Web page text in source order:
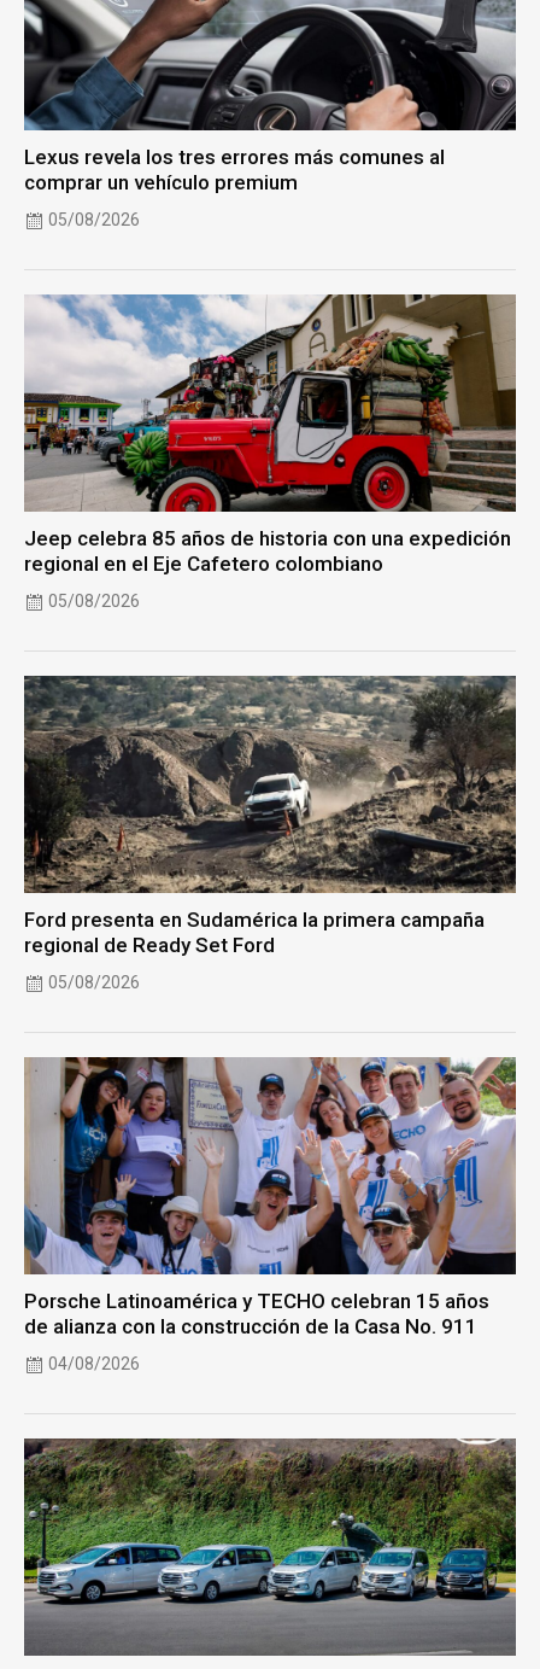
Lexus revela los tres errores más comunes al
comprar un vehículo premium
05/08/2026
Jeep celebra 85 años de historia con una expedición
regional en el Eje Cafetero colombiano
05/08/2026
Ford presenta en Sudamérica la primera campaña
regional de Ready Set Ford
05/08/2026
Porsche Latinoamérica y TECHO celebran 15 años
de alianza con la construcción de la Casa No. 911
04/08/2026